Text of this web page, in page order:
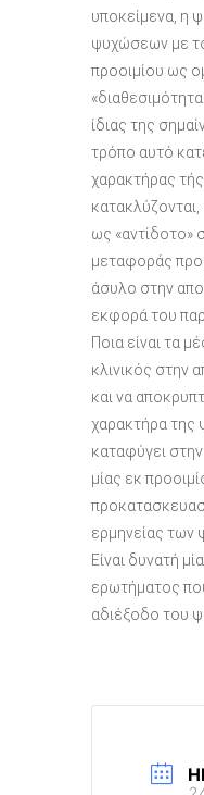
υποκείμενα, η
ψυχώσεων με
προοιμίου ως
ίδιας της
τρόπο αυτό
χαρακτήρας
ως «αντίδοτο»
μεταφοράς
άσυλο στην
εκφορά του
Ποια είναι τα
κλινικός στην
και να
χαρακτήρα της
καταφύγει
μίας εκ
ερμηνείας
Είναι δυνατή
ερωτήματος
αδιέξοδο του